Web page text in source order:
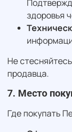
здоровья
Не
продавца.
7. Место
Где покупать